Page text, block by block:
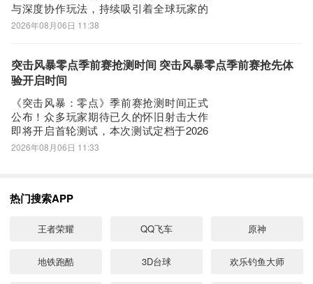
与深度协作玩法，持续吸引着全球玩家的
关注。游戏支持多人组队共同完成物资撤
与策略需求。对于国内用户而言，由于游
戏服务器部署于海外，直连体验易受网络
2026年08月06日 11:38
突击风暴零点季前赛抢测时间 突击风暴零点季前赛抢先体
验开启时间
《突击风暴：零点》季前赛抢测时间正式
公布！众多玩家期待已久的怀旧射击大作
即将开启首轮测试，本次测试定档于2026
年7月30日。作为承载近二十年玩家情感的
注。《biubiu加速器》最新下载》》》
2026年08月06日 11:33
热门搜索APP
王者荣耀 QQ飞车 原神
地铁跑酷 3D台球 欢乐钓鱼大师